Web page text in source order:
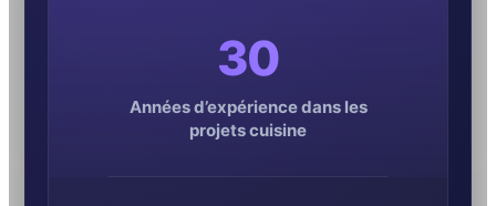
30
Années d’expérience dans les
projets cuisine